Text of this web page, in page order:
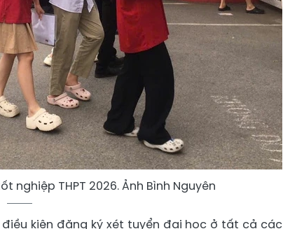
nghiệp THPT 2026. Ảnh Bình Nguyên
kiện đăng ký xét tuyển đại học ở tất cả các